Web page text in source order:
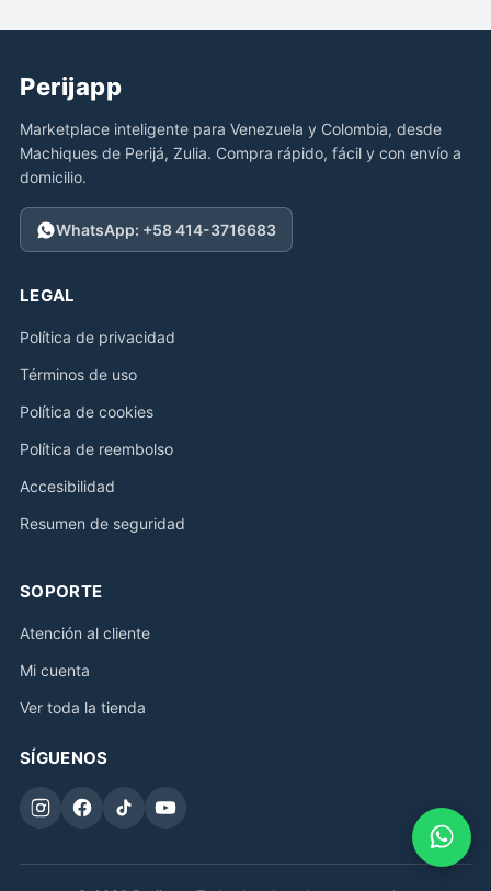
Perijapp
Marketplace inteligente para Venezuela y Colombia, desde
Machiques de Perijá, Zulia. Compra rápido, fácil y con envío a
domicilio.
WhatsApp: +58 414-3716683
LEGAL
Política de privacidad
Términos de uso
Política de cookies
Política de reembolso
Accesibilidad
Resumen de seguridad
SOPORTE
Atención al cliente
Mi cuenta
Ver toda la tienda
SÍGUENOS